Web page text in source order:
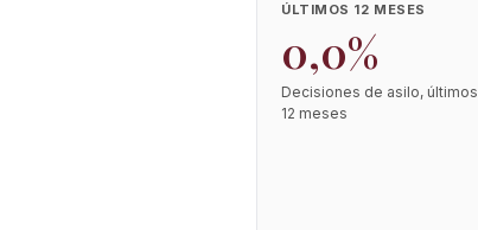
ÚLTIMOS 12 MESES
0,0%
Decisiones de asilo, últimos
12 meses